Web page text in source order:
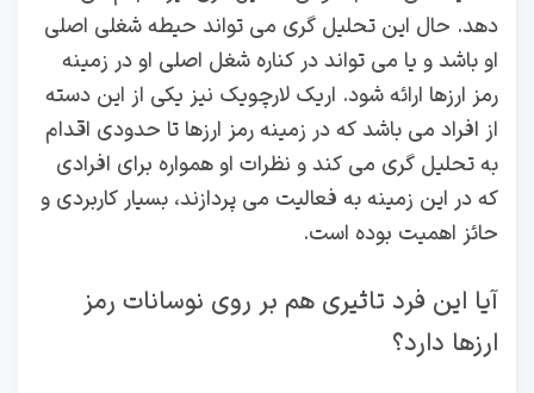
دهد. حال این تحلیل گری می تواند حیطه شغلی اصلی
او باشد و یا می تواند در کناره شغل اصلی او در زمینه
رمز ارزها ارائه شود. اریک لارچویک نیز یکی از این دسته
از افراد می باشد که در زمینه رمز ارزها تا حدودی اقدام
به تحلیل گری می کند و نظرات او همواره برای افرادی
که در این زمینه به فعالیت می پردازند، بسیار کاربردی و
حائز اهمیت بوده است.
آیا این فرد تاثیری هم بر روی نوسانات رمز
ارزها دارد؟